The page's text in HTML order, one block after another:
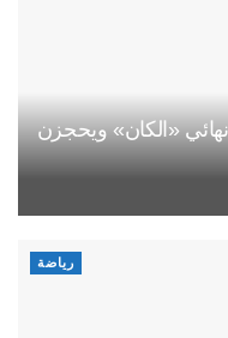
«الكان» ويحجزن
رياضة